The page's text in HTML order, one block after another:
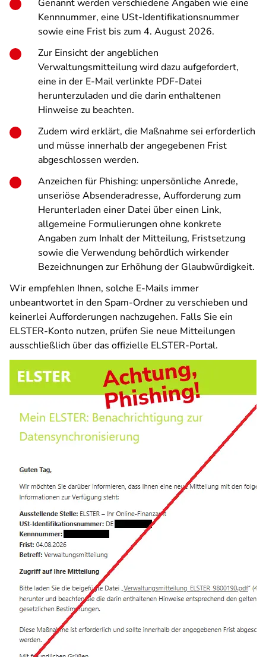
Genannt werden verschiedene Angaben wie eine
Kennnummer, eine USt-Identifikationsnummer
sowie eine Frist bis zum 4. August 2026.
Zur Einsicht der angeblichen
Verwaltungsmitteilung wird dazu aufgefordert,
eine in der E-Mail verlinkte PDF-Datei
herunterzuladen und die darin enthaltenen
Hinweise zu beachten.
Zudem wird erklärt, die Maßnahme sei erforderlich
und müsse innerhalb der angegebenen Frist
abgeschlossen werden.
Anzeichen für Phishing: unpersönliche Anrede,
unseriöse Absenderadresse, Aufforderung zum
Herunterladen einer Datei über einen Link,
allgemeine Formulierungen ohne konkrete
Angaben zum Inhalt der Mitteilung, Fristsetzung
sowie die Verwendung behördlich wirkender
Bezeichnungen zur Erhöhung der Glaubwürdigkeit.
Wir empfehlen Ihnen, solche E-Mails immer
unbeantwortet in den Spam-Ordner zu verschieben und
keinerlei Aufforderungen nachzugehen. Falls Sie ein
ELSTER-Konto nutzen, prüfen Sie neue Mitteilungen
ausschließlich über das offizielle ELSTER-Portal.